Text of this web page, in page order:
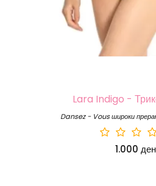
Lara Indigo -
Dansez - Vous широки
1.000